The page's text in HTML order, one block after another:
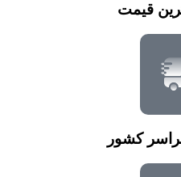
قیمت
کشور